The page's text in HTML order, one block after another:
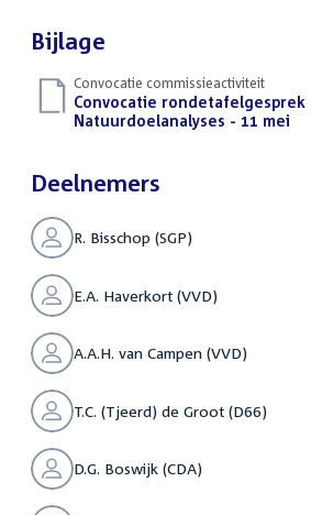
Bijlage
Convocatie commissieactiviteit
Download
bestand:
Convocatie rondetafelgesprek
Natuurdoelanalyses - 11 mei
Deelnemers
R. Bisschop (SGP)
E.A. Haverkort (VVD)
A.A.H. van Campen (VVD)
T.C. (Tjeerd) de Groot (D66)
D.G. Boswijk (CDA)